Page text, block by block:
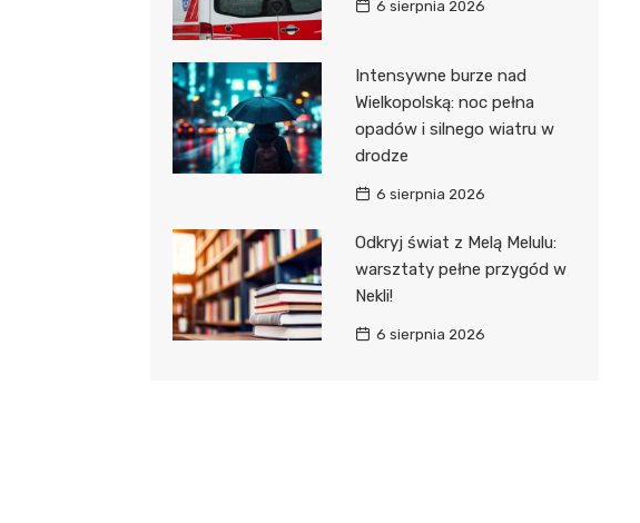
6 sierpnia 2026
Intensywne burze nad
Wielkopolską: noc pełna
opadów i silnego wiatru w
drodze
6 sierpnia 2026
Odkryj świat z Melą Melulu:
warsztaty pełne przygód w
Nekli!
6 sierpnia 2026